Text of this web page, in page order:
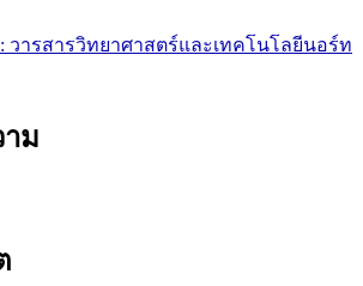
วารสารวิทยาศาสตร์และเทคโนโลยีนอร์ท
ม